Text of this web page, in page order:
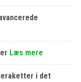
Læs mere
i det